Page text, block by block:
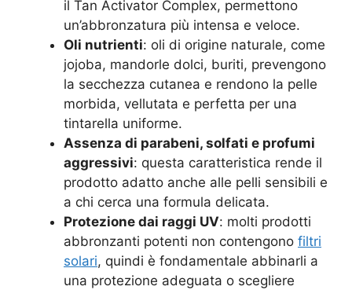
il Tan Activator Complex, permettono
un’abbronzatura più intensa e veloce.
Oli nutrienti: oli di origine naturale, come
jojoba, mandorle dolci, buriti, prevengono
la secchezza cutanea e rendono la pelle
morbida, vellutata e perfetta per una
tintarella uniforme.
Assenza di parabeni, solfati e profumi
aggressivi: questa caratteristica rende il
prodotto adatto anche alle pelli sensibili e
a chi cerca una formula delicata.
Protezione dai raggi UV: molti prodotti
abbronzanti potenti non contengono filtri
solari, quindi è fondamentale abbinarli a
una protezione adeguata o scegliere